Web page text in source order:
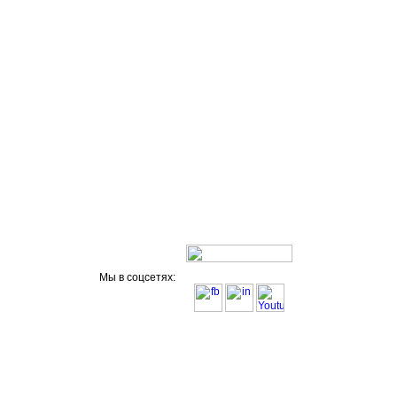
Мы в соцсетях: